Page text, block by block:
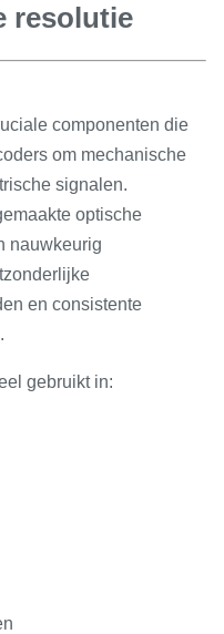
resolutie
componenten die
om mechanische
signalen.
optische
nauwkeurig
en consistente
gebruikt in: